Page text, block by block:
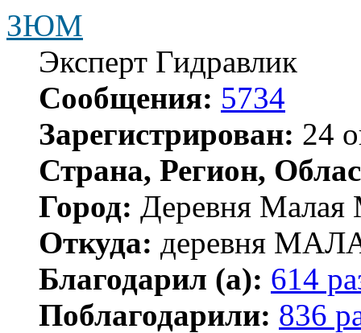
ЗЮМ
Эксперт Гидравлик
Сообщения: 5734
Зарегистрирован: 24
Страна, Регион,
Город: Деревня Малая
Откуда: деревня
Благодарил (а): 614
Поблагодарили: 836